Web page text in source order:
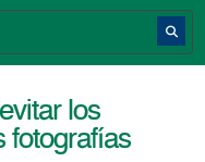
los
fotografías